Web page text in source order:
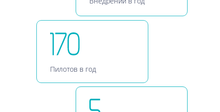
Пилотов в год